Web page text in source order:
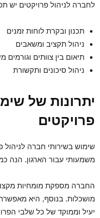
לחברה לניהול פרויקטים יש
תכנון ובקרת לוחות זמנים
ניהול תקציב ומשאבים
תיאום בין צוותים וגורמים
ניהול סיכונים ותקשורת
יתרונות של
פרויקטים
שימוש בשירותי חברה לניהול
משמעותי עבור הארגון. הנה
החברה מספקת מומחיות
מושכלות. בנוסף, היא מאפשרת
יעיל וממוקד של כל שלבי